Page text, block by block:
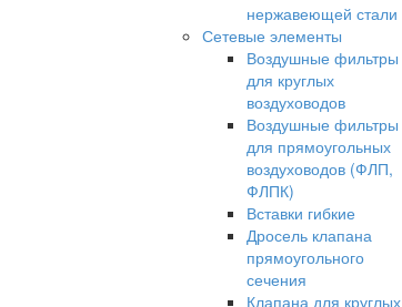
нержавеющей стали
Сетевые элементы
Воздушные фильтры
для круглых
воздуховодов
Воздушные фильтры
для прямоугольных
воздуховодов (ФЛП,
ФЛПК)
Вставки гибкие
Дросель клапана
прямоугольного
сечения
Клапана для круглых